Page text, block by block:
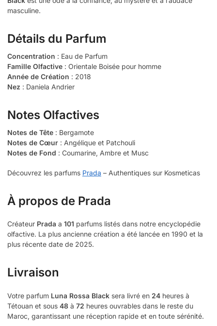
masculine.
Détails du Parfum
Concentration : Eau de Parfum
Famille Olfactive : Orientale Boisée pour homme
Année de Création : 2018
Nez : Daniela Andrier
Notes Olfactives
Notes de Tête : Bergamote
Notes de Cœur : Angélique et Patchouli
Notes de Fond : Coumarine, Ambre et Musc
Découvrez les parfums Prada – Authentiques sur Kosmeticas
À propos de Prada
Créateur Prada a 101 parfums listés dans notre encyclopédie
olfactive. La plus ancienne création a été lancée en 1990 et la
plus récente date de 2025.
Livraison
Votre parfum Luna Rossa Black sera livré en 24 heures à
Tétouan et sous 48 à 72 heures ouvrables dans le reste du
Maroc, garantissant une réception rapide et en toute sérénité.